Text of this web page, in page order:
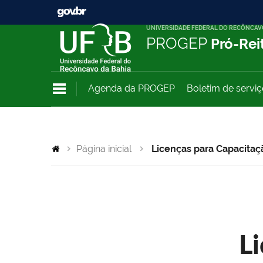
UNIVERSIDADE FEDERAL DO
PROGEP Pró-
Agenda da PROGEP Boletim de
Página inicial Licenças para